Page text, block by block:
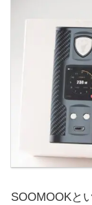
SOOMOOKと